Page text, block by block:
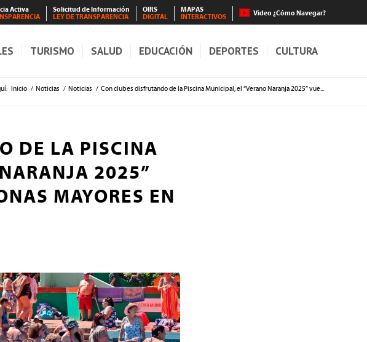
Activa
Solicitud de Información
LEY DE TRANSPARENCIA
OIRS
DIGITAL
MAPAS
INTERACTIVOS
Video ¿Cómo Navegar?
TURISMO SALUD EDUCACIÓN DEPORTES CULTURA
Inicio / Noticias / Noticias / Con clubes disfrutando de la Piscina Municipal, el “Verano Naranja 2025” vue...
DE LA PISCINA
2025”
MAYORES EN